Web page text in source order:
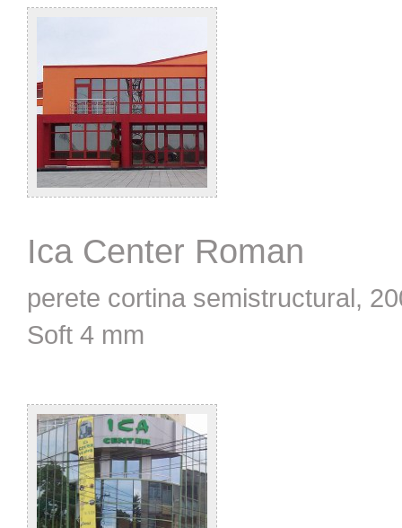
Ica Center Roman
perete cortina semistructural,
Soft 4 mm